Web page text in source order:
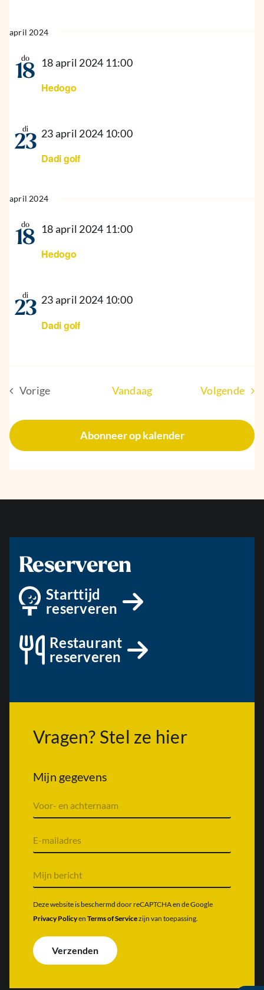
april 2024
do
18
Hedogo
18 april 2024 11:00
di
23
Dadi golf
23 april 2024 10:00
april 2024
do
18
Hedogo
18 april 2024 11:00
di
23
Dadi golf
23 april 2024 10:00
Vorige
Vandaag Volgende
Abonneer op kalender
Reserveren
Starttijd
reserveren
Restaurant
reserveren
Vragen? Stel ze hier
Mijn gegevens
o
o
n
a
m
&
c
h
e
r
-
m
i
l
a
r
s
*
i
j
n
e
i
c
Deze website is beschermd door reCAPTCHA en de Google
Privacy Policyen Terms of Servicezijn van toepassing.
Verzenden